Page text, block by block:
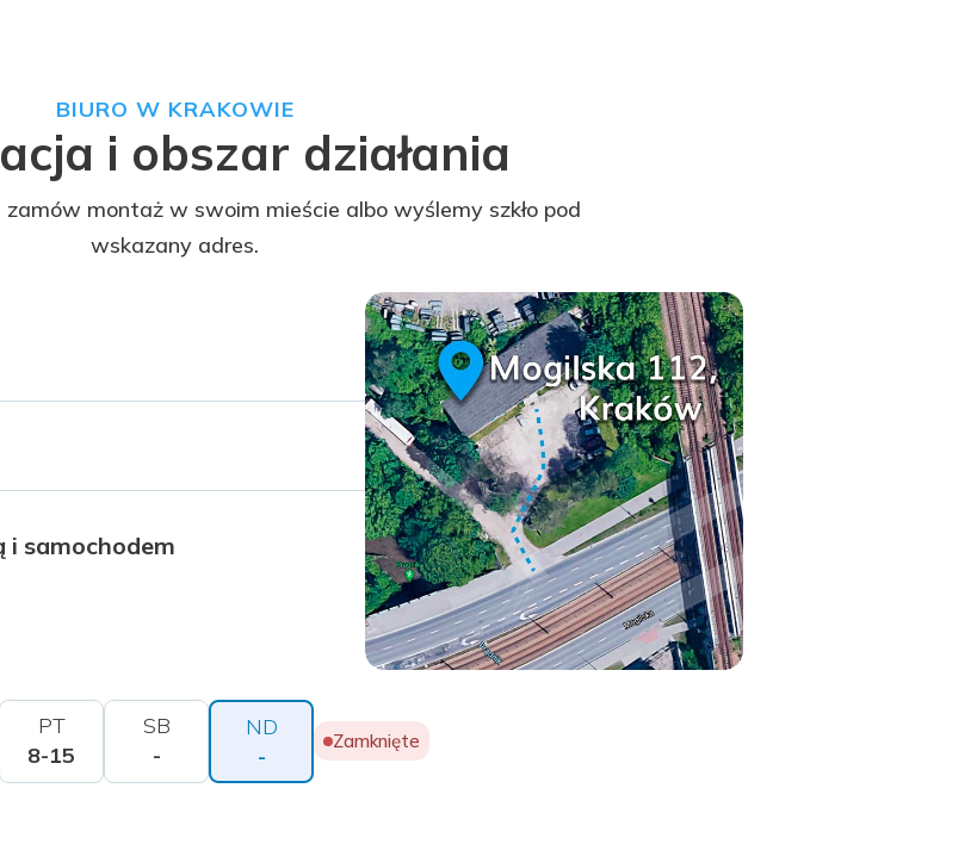
BIURO W KRAKOWIE
i obszar działania
zamów montaż w swoim mieście albo wyślemy szkło pod
wskazany adres.
i samochodem
PT
8-15
SB
-
ND
-
Zamknięte